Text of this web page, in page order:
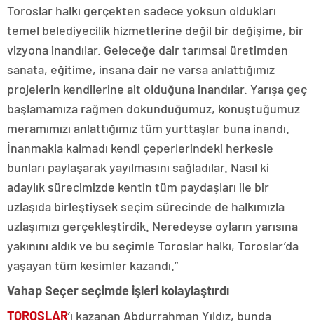
Toroslar halkı gerçekten sadece yoksun oldukları
temel belediyecilik hizmetlerine değil bir değişime, bir
vizyona inandılar. Geleceğe dair tarımsal üretimden
sanata, eğitime, insana dair ne varsa anlattığımız
projelerin kendilerine ait olduğuna inandılar. Yarışa geç
başlamamıza rağmen dokunduğumuz, konuştuğumuz
meramımızı anlattığımız tüm yurttaşlar buna inandı.
İnanmakla kalmadı kendi çeperlerindeki herkesle
bunları paylaşarak yayılmasını sağladılar. Nasıl ki
adaylık sürecimizde kentin tüm paydaşları ile bir
uzlaşıda birleştiysek seçim sürecinde de halkımızla
uzlaşımızı gerçekleştirdik. Neredeyse oyların yarısına
yakınını aldık ve bu seçimle Toroslar halkı, Toroslar’da
yaşayan tüm kesimler kazandı.”
Vahap Seçer seçimde işleri kolaylaştırdı
TOROSLAR’ı kazanan Abdurrahman Yıldız, bunda